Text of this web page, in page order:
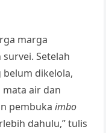
marga
Setelah
belum dikelola,
air dan
pembukaimbo
dahulu,” tulis